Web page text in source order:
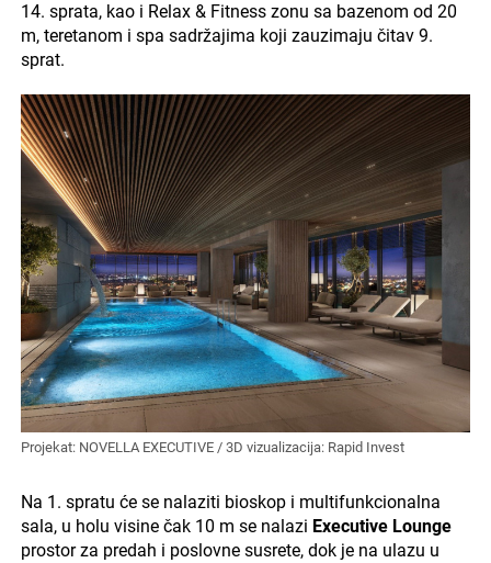
14. sprata, kao i Relax & Fitness zonu sa bazenom od 20
m, teretanom i spa sadržajima koji zauzimaju čitav 9.
sprat.
Projekat: NOVELLA EXECUTIVE / 3D vizualizacija: Rapid Invest
Na 1. spratu će se nalaziti bioskop i multifunkcionalna
sala, u holu visine čak 10 m se nalazi Executive Lounge
prostor za predah i poslovne susrete, dok je na ulazu u